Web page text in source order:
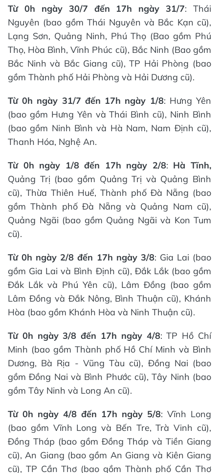
Từ 0h ngày 30/7 đến 17h ngày 31/7: Thái
Nguyên (bao gồm Thái Nguyên và Bắc Kạn cũ),
Lạng Sơn, Quảng Ninh, Phú Thọ (Bao gồm Phú
Thọ, Hòa Bình, Vĩnh Phúc cũ), Bắc Ninh (Bao gồm
Bắc Ninh và Bắc Giang cũ), TP Hải Phòng (bao
gồm Thành phố Hải Phòng và Hải Dương cũ).
Từ 0h ngày 31/7 đến 17h ngày 1/8: Hưng Yên
(bao gồm Hưng Yên và Thái Bình cũ), Ninh Bình
(bao gồm Ninh Bình và Hà Nam, Nam Định cũ),
Thanh Hóa, Nghệ An.
Từ 0h ngày 1/8 đến 17h ngày 2/8: Hà Tĩnh,
Quảng Trị (bao gồm Quảng Trị và Quảng Bình
cũ), Thừa Thiên Huế, Thành phố Đà Nẵng (bao
gồm Thành phố Đà Nẵng và Quảng Nam cũ),
Quảng Ngãi (bao gồm Quảng Ngãi và Kon Tum
cũ).
Từ 0h ngày 2/8 đến 17h ngày 3/8: Gia Lai (bao
gồm Gia Lai và Bình Định cũ), Đắk Lắk (bao gồm
Đắk Lắk và Phú Yên cũ), Lâm Đồng (bao gồm
Lâm Đồng và Đắk Nông, Bình Thuận cũ), Khánh
Hòa (bao gồm Khánh Hòa và Ninh Thuận cũ).
Từ 0h ngày 3/8 đến 17h ngày 4/8: TP Hồ Chí
Minh (bao gồm Thành phố Hồ Chí Minh và Bình
Dương, Bà Rịa - Vũng Tàu cũ), Đồng Nai (bao
gồm Đồng Nai và Bình Phước cũ), Tây Ninh (bao
gồm Tây Ninh và Long An cũ).
Từ 0h ngày 4/8 đến 17h ngày 5/8: Vĩnh Long
(bao gồm Vĩnh Long và Bến Tre, Trà Vinh cũ),
Đồng Tháp (bao gồm Đồng Tháp và Tiền Giang
cũ), An Giang (bao gồm An Giang và Kiên Giang
cũ), TP Cần Thơ (bao gồm Thành phố Cần Thơ